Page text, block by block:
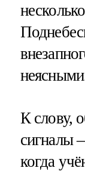
К слову,
сигналы
когда